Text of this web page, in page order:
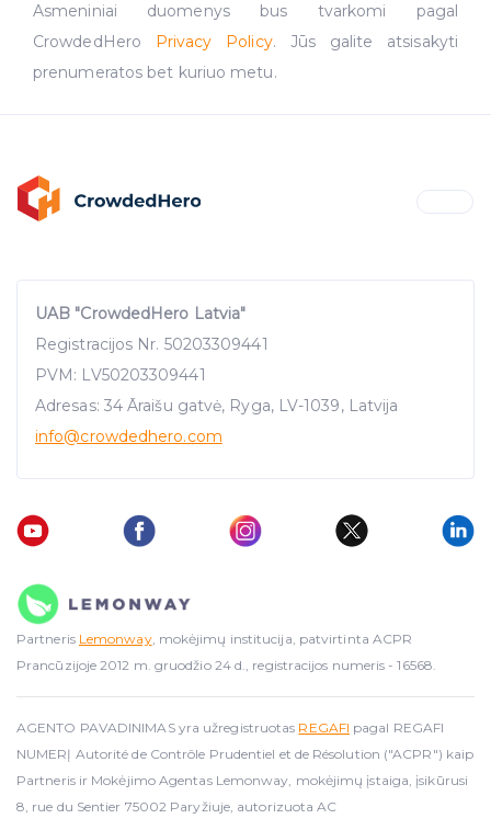
Asmeniniai duomenys bus tvarkomi pagal
CrowdedHero Privacy Policy. Jūs galite atsisakyti
prenumeratos bet kuriuo metu.
UAB "CrowdedHero Latvia"
Registracijos Nr. 50203309441
PVM: LV50203309441
Adresas: 34 Āraišu gatvė, Ryga, LV-1039, Latvija
info@crowdedhero.com
Partneris Lemonway, mokėjimų institucija, patvirtinta ACPR
Prancūzijoje 2012 m. gruodžio 24 d., registracijos numeris - 16568.
AGENTO PAVADINIMAS yra užregistruotas REGAFI pagal REGAFI
NUMERĮ Autorité de Contrôle Prudentiel et de Résolution ("ACPR") kaip
Partneris ir Mokėjimo Agentas Lemonway, mokėjimų įstaiga, įsikūrusi
8, rue du Sentier 75002 Paryžiuje, autorizuota AC